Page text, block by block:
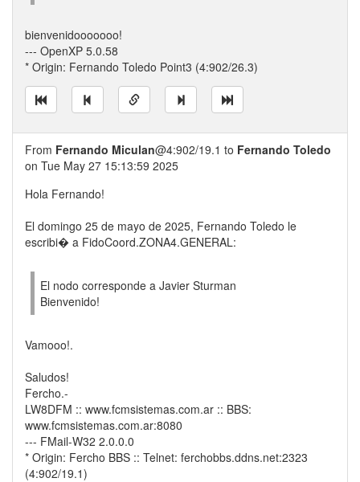
bienvenidooooooo!
--- OpenXP 5.0.58
* Origin: Fernando Toledo Point3 (4:902/26.3)
From Fernando Miculan@4:902/19.1 to Fernando Toledo
on Tue May 27 15:13:59 2025
Hola Fernando!
El domingo 25 de mayo de 2025, Fernando Toledo le
escribi� a FidoCoord.ZONA4.GENERAL:
El nodo corresponde a Javier Sturman
Bienvenido!
Vamooo!.
Saludos!
Fercho.-
LW8DFM :: www.fcmsistemas.com.ar :: BBS:
www.fcmsistemas.com.ar:8080
--- FMail-W32 2.0.0.0
* Origin: Fercho BBS :: Telnet: ferchobbs.ddns.net:2323
(4:902/19.1)